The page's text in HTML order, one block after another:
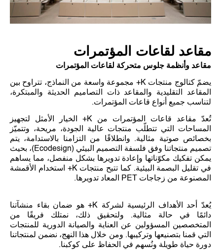
مقاعد لقاعات المؤتمرات
مقاعد وأنظمة جلوس متحركة لقاعات المؤتمرات
يضمّ كتالوج منتجات K+ مجموعة واسعة من النماذج، تتراوح بين
المقاعد التقليدية والمقاعد ذات التصاميم الحديثة والمبتكرة،
لتناسب جميع أنواع قاعات المؤتمرات.
تُعدّ مقاعد قاعات المؤتمرات من K+ الخيار الأمثل لتجهيز
المساحات التي تتطلّب منتجات عالية الجودة، مريحة، وتتميّز
بخصائص صوتية مثالية. وانطلاقًا من التزامنا بالاستدامة، يتم
تصميم منتجاتنا وفق فلسفة التصميم البيئي )Ecodesign(، بحيث
يمكن تفكيك مكوّناتها وإعادة تدويرها بشكل منفصل، مما يساهم
في تقليل البصمة البيئية. كما تتيح منتجات K+ استخدام الأقمشة
المصنوعة من زجاجات PET المعاد تدويرها.
يُعدّ أحد الأهداف الرئيسية لشركة K+ هو ضمان بقاء منشآتنا
دائمًا في حالة مثالية. ولتحقيق ذلك، نمتلك فريقًا من
المتخصصين المسؤولين عن العناية والصيانة الدورية للمنتجات
التي قمنا بتصنيعها وتركيبها. ومن خلال هذا النهج، نضمن لمنتجاتنا
دورة حياة طويلة ونُسهم في الحفاظ على كوكبنا.